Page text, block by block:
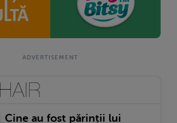
Cine au fost părinții lui